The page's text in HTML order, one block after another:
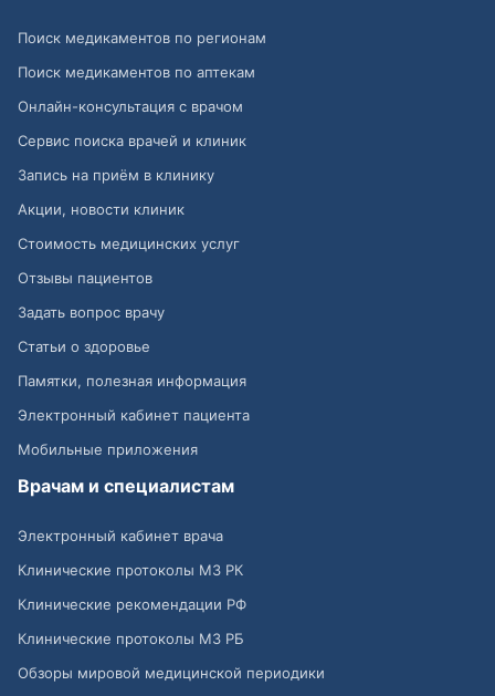
Поиск медикаментов по регионам
Поиск медикаментов по аптекам
Онлайн-консультация с врачом
Сервис поиска врачей и клиник
Запись на приём в клинику
Акции, новости клиник
Стоимость медицинских услуг
Отзывы пациентов
Задать вопрос врачу
Статьи о здоровье
Памятки, полезная информация
Электронный кабинет пациента
Мобильные приложения
Врачам и специалистам
Электронный кабинет врача
Клинические протоколы МЗ РК
Клинические рекомендации РФ
Клинические протоколы МЗ РБ
Обзоры мировой медицинской периодики